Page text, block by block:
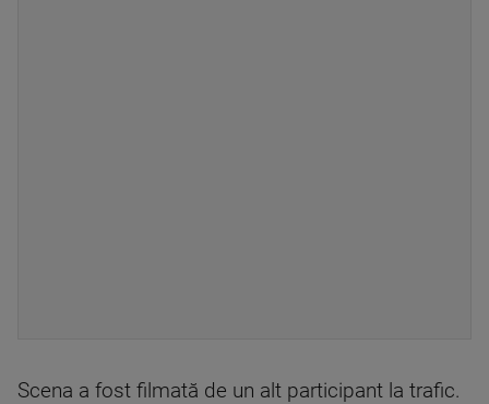
Scena a fost filmată de un alt participant la trafic.